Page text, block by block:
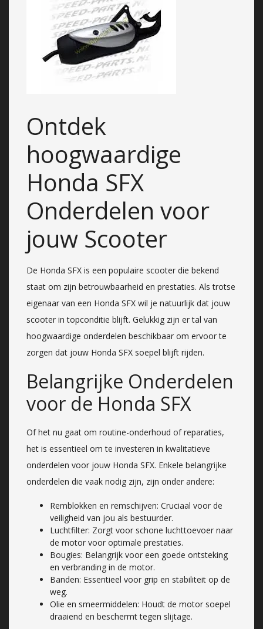
Ontdek
hoogwaardige
Honda SFX
Onderdelen voor
jouw Scooter
De Honda SFX is een populaire scooter die bekend
staat om zijn betrouwbaarheid en prestaties. Als trotse
eigenaar van een Honda SFX wil je natuurlijk dat jouw
scooter in topconditie blijft. Gelukkig zijn er tal van
hoogwaardige onderdelen beschikbaar om ervoor te
zorgen dat jouw Honda SFX soepel blijft rijden.
Belangrijke Onderdelen
voor de Honda SFX
Of het nu gaat om routine-onderhoud of reparaties,
het is essentieel om te investeren in kwalitatieve
onderdelen voor jouw Honda SFX. Enkele belangrijke
onderdelen die vaak nodig zijn, zijn onder andere:
Remblokken en remschijven: Cruciaal voor de
veiligheid van jou als bestuurder.
Luchtfilter: Zorgt voor schone luchttoevoer naar
de motor voor optimale prestaties.
Bougies: Belangrijk voor een goede ontsteking
en verbranding in de motor.
Banden: Essentieel voor grip en stabiliteit op de
weg.
Olie en smeermiddelen: Houdt de motor soepel
draaiend en beschermt tegen slijtage.